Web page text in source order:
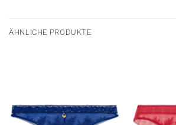
ÄHNLICHE PRODUKTE